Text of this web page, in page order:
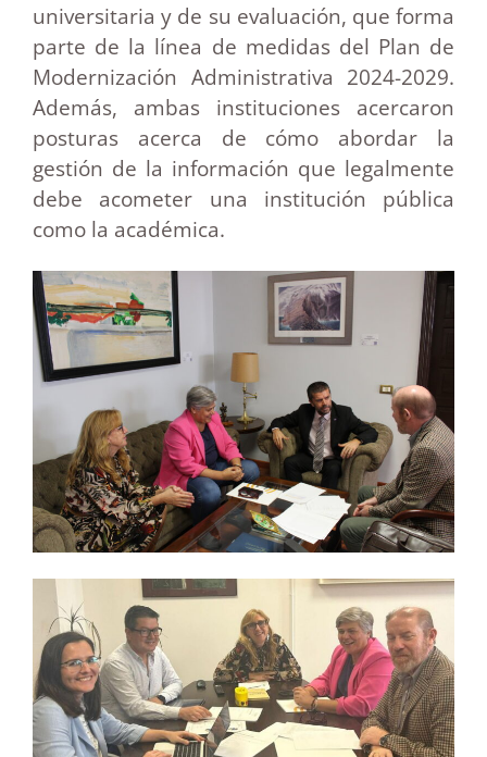
universitaria y de su evaluación, que forma
parte de la línea de medidas del Plan de
Modernización Administrativa 2024-2029.
Además, ambas instituciones acercaron
posturas acerca de cómo abordar la
gestión de la información que legalmente
debe acometer una institución pública
como la académica.